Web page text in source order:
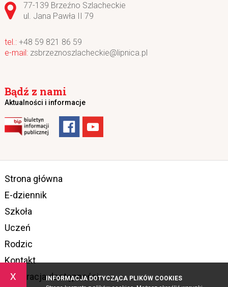
x INFORMACJA DOTYCZĄCA PLIKÓW COOKIES
Adres pocztowy:
77-139 Brzeźno Szlacheckie
ul. Jana Pawła II 79
+48 59 821 86 59
zsbrzeznoszlacheckie@lipnica.pl
Bądź z nami
Aktualności i informacje
Strona główna
E-dziennik
Szkoła
Uczeń
Rodzic
Kontakt
Deklaracja dostępności